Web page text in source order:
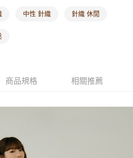
屬 查看運費
中性 針織 針織 休閒
商品規格 相關推薦